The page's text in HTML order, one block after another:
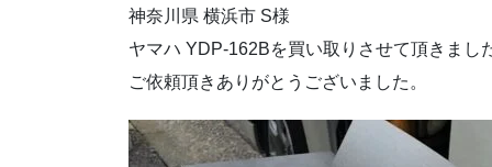
神奈川県 横浜市 S様
ヤマハ YDP-162Bを買い取りさせて頂きまし
ご依頼頂きありがとうございました。